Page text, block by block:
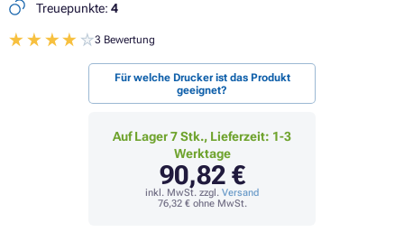
Treuepunkte: 4
3 Bewertung
Für welche Drucker ist das Produkt
geeignet?
Auf Lager 7 Stk., Lieferzeit: 1-3
Werktage
90,82 €
inkl. MwSt. zzgl. Versand
76,32 €ohne MwSt.